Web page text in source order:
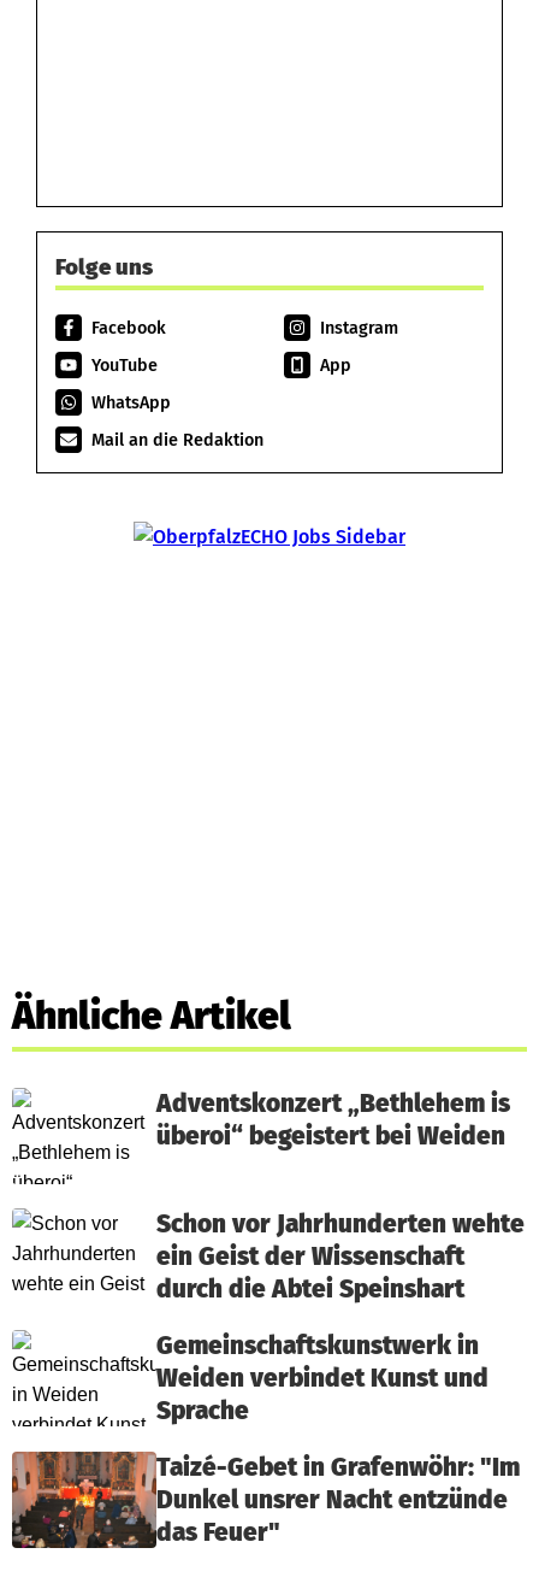
Folge uns
Facebook
Instagram
YouTube
App
WhatsApp
Mail an die Redaktion
Ähnliche Artikel
Adventskonzert „Bethlehem is
überoi“ begeistert bei Weiden
Schon vor Jahrhunderten wehte
ein Geist der Wissenschaft
durch die Abtei Speinshart
Gemeinschaftskunstwerk in
Weiden verbindet Kunst und
Sprache
Taizé-Gebet in Grafenwöhr: "Im
Dunkel unsrer Nacht entzünde
das Feuer"